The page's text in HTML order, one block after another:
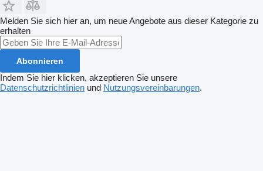
Melden Sie sich hier an, um neue Angebote aus dieser Kategorie zu
erhalten
Abonnieren
Indem Sie hier klicken, akzeptieren Sie unsere
Datenschutzrichtlinien und Nutzungsvereinbarungen.